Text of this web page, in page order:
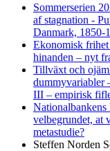
Sommerserien
af stagnation -
Danmark, 1850-
Ekonomisk
hinanden – nyt
Tillväxt och
dummyvariabler
III – empirisk
Nationalbankens
velbegrundet, at
metastudie?
Steffen Norden